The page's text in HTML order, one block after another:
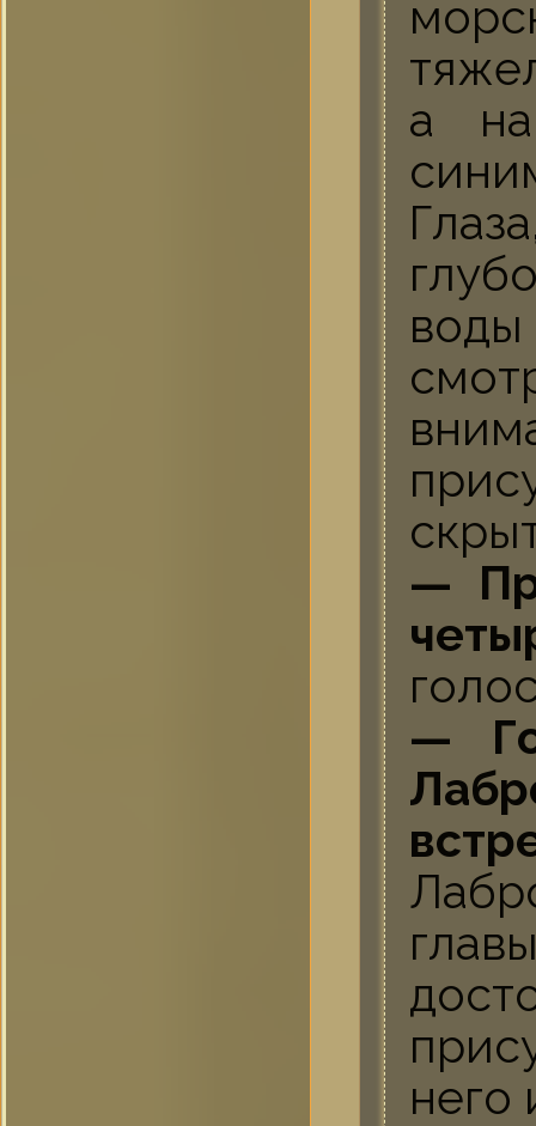
а на
—
—
него